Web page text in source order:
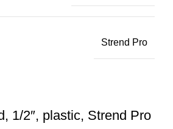
Strend Pro
1/2″, plastic, Strend Pro